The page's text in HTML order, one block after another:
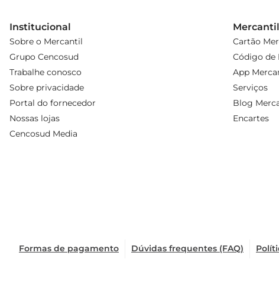
Institucional
Sobre o Mercantil
Grupo Cencosud
Trabalhe conosco
Sobre privacidade
Portal do fornecedor
Nossas lojas
Cencosud Media
Mercantil
Cartão
Código de
App
Serviços
Blog
Encartes
Formas de pagamento Dúvidas frequentes (FAQ)